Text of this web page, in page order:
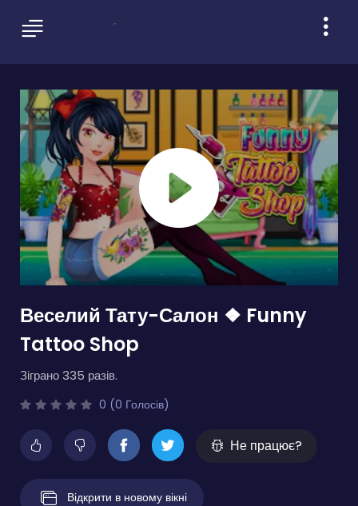
Веселий Тату-Салон ❖ Funny
Tattoo Shop
Зіграно 335 разів.
0 (0 Голосів)
Не працює?
Відкрити в новому вікні